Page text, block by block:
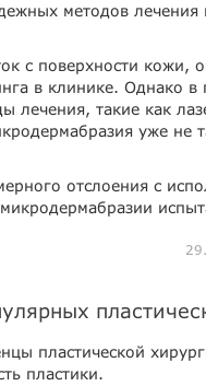
методов лечения
с поверхности кожи,
в клинике. Однако в
лечения, такие как
уже не
отслоения с
пластической
пластики.